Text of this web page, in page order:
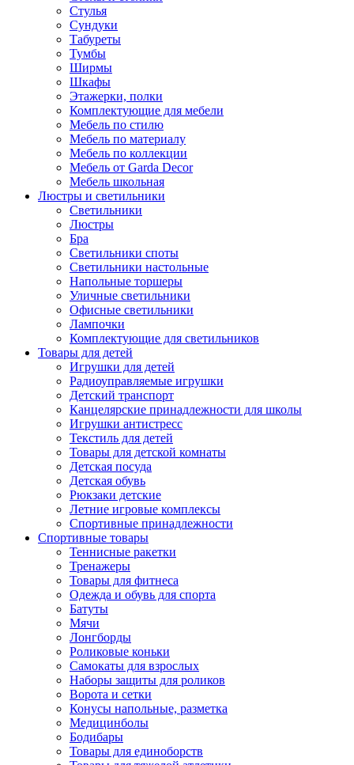
Стулья
Сундуки
Табуреты
Тумбы
Ширмы
Шкафы
Этажерки, полки
Комплектующие для мебели
Мебель по стилю
Мебель по материалу
Мебель по коллекции
Мебель от Garda Decor
Мебель школьная
Люстры и светильники
Светильники
Люстры
Бра
Светильники споты
Светильники настольные
Напольные торшеры
Уличные светильники
Офисные светильники
Лампочки
Комплектующие для светильников
Товары для детей
Игрушки для детей
Радиоуправляемые игрушки
Детский транспорт
Канцелярские принадлежности для школы
Игрушки антистресс
Текстиль для детей
Товары для детской комнаты
Детская посуда
Детская обувь
Рюкзаки детские
Летние игровые комплексы
Спортивные принадлежности
Спортивные товары
Теннисные ракетки
Тренажеры
Товары для фитнеса
Одежда и обувь для спорта
Батуты
Мячи
Лонгборды
Роликовые коньки
Самокаты для взрослых
Наборы защиты для роликов
Ворота и сетки
Конусы напольные, разметка
Медицинболы
Бодибары
Товары для единоборств